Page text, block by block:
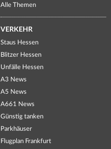
Alle Themen
VERKEHR
Staus Hessen
Blitzer Hessen
Unfälle Hessen
A3 News
A5 News
A661 News
Günstig tanken
Parkhäuser
Flugplan Frankfurt